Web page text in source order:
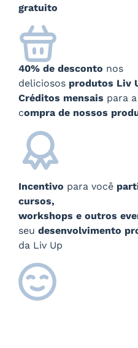
gratuito
40% de desconto nos
deliciosos produtos Liv
Créditos mensais para a
compra de nossos
Incentivo para você
cursos,
workshops e outros
seu desenvolvimento
da Liv Up